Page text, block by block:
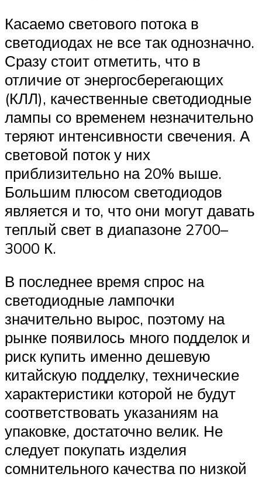
Касаемо светового потока в
светодиодах не все так однозначно.
Сразу стоит отметить, что в
отличие от энергосберегающих
(КЛЛ), качественные светодиодные
лампы со временем незначительно
теряют интенсивности свечения. А
световой поток у них
приблизительно на 20% выше.
Большим плюсом светодиодов
является и то, что они могут давать
теплый свет в диапазоне 2700–
3000 К.
В последнее время спрос на
светодиодные лампочки
значительно вырос, поэтому на
рынке появилось много подделок и
риск купить именно дешевую
китайскую подделку, технические
характеристики которой не будут
соответствовать указаниям на
упаковке, достаточно велик. Не
следует покупать изделия
сомнительного качества по низкой